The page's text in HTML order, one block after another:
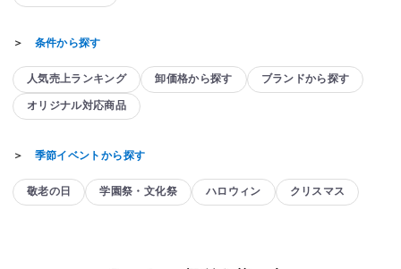
＞ 条件から探す
人気売上ランキング 卸価格から探す ブランドから探す
オリジナル対応商品
＞ 季節イベントから探す
敬老の日 学園祭・文化祭 ハロウィン クリスマス